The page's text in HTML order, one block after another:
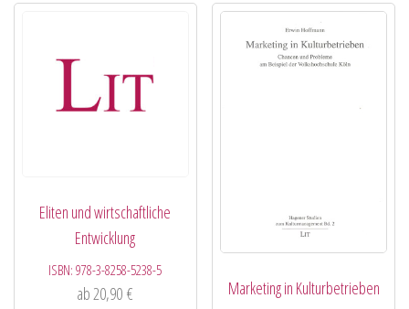
Eliten und wirtschaftliche
Entwicklung
ISBN:978-3-8258-5238-5
ab20,90€ Marketing in Kulturbetrieben